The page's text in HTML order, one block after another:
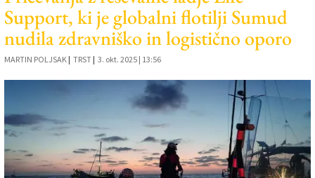
V Kioskih
Založnik
Zadruga PD
Naročnine
Support, ki je globalni flotilji Sumud
nudila zdravniško in logistično oporo
MARTIN POLJSAK | TRST | 3. okt. 2025 | 13:56